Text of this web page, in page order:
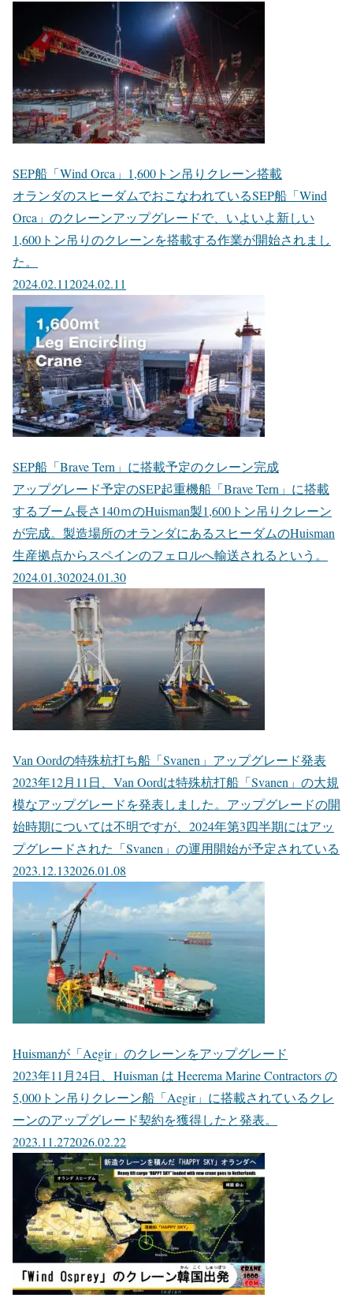
SEP船「Wind Orca」1,600トン吊りクレーン搭載
オランダのスヒーダムでおこなわれているSEP船「Wind
Orca」のクレーンアップグレードで、いよいよ新しい
1,600トン吊りのクレーンを搭載する作業が開始されまし
た。
2024.02.112024.02.11
SEP船「Brave Tern」に搭載予定のクレーン完成
アップグレード予定のSEP起重機船「Brave Tern」に搭載
するブーム長さ140ｍのHuisman製1,600トン吊りクレーン
が完成。製造場所のオランダにあるスヒーダムのHuisman
生産拠点からスペインのフェロルへ輸送されるという。
2024.01.302024.01.30
Van Oordの特殊杭打ち船「Svanen」アップグレード発表
2023年12月11日、Van Oordは特殊杭打船「Svanen」の大規
模なアップグレードを発表しました。アップグレードの開
始時期については不明ですが、2024年第3四半期にはアッ
プグレードされた「Svanen」の運用開始が予定されている
2023.12.132026.01.08
Huismanが「Aegir」のクレーンをアップグレード
2023年11月24日、Huisman は Heerema Marine Contractors の
5,000トン吊りクレーン船「Aegir」に搭載されているクレ
ーンのアップグレード契約を獲得したと発表。
2023.11.272026.02.22